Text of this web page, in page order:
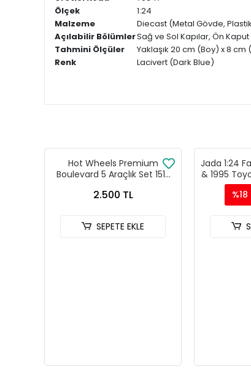
Ölçek
1:24
Malzeme
Diecast (Metal Gövde,
Açılabilir BölümlerSağ ve Sol Kapılar, Ön Kaput
Tahmini Ölçüler
Yaklaşık 20 cm (Boy) x 8 cm
Renk
Lacivert (Dark Blue)
Hot Wheels Premium
Boulevard 5 Araçlık Set 151-
2.500 TL
SEPETE EKLE
Jada 1:24
& 1995
Model
%18